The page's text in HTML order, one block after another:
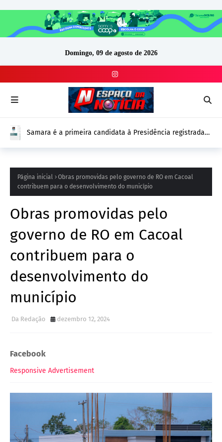
Domingo, 09 de agosto de 2026
Samara é a primeira candidata à Presidência registrada
Página inicial
Obras promovidas pelo governo de RO em Cacoal
contribuem para o desenvolvimento do município
Obras promovidas pelo
governo de RO em Cacoal
contribuem para o
desenvolvimento do
município
Da Redação dezembro 12, 2024
Facebook
Responsive Advertisement